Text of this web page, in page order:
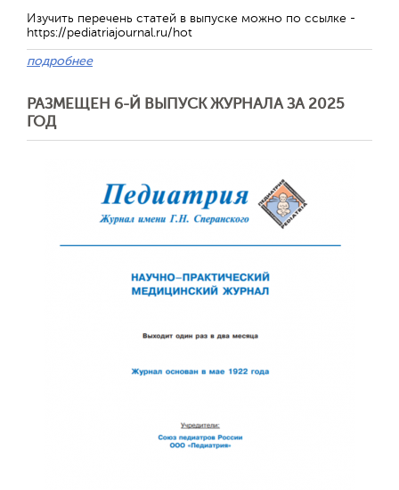
Изучить перечень статей в выпуске можно по ссылке -
https://pediatriajournal.ru/hot
подробнее
РАЗМЕЩЕН 6-Й ВЫПУСК ЖУРНАЛА ЗА 2025
ГОД